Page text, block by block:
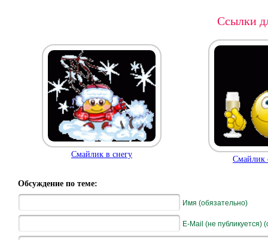
Ссылки
Смайлик в снегу
Смайлик
Обсуждение по теме:
Имя (обязательно)
E-Mail (не публикуется)